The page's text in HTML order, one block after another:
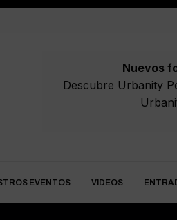
Nuevos
Descubre Urbanity
EVENTOS VIDEOS